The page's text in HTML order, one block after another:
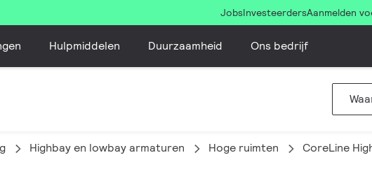
JobsInvesteerdersAanmelden
Hulpmiddelen Duurzaamheid Ons bedrijf
Highbay en lowbay armaturen Hoge ruimten CoreLine